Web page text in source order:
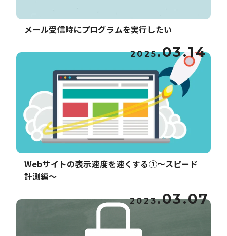
メール受信時にプログラムを実行したい
2025.03.14
Webサイトの表示速度を速くする①〜スピード
計測編〜
2023.03.07